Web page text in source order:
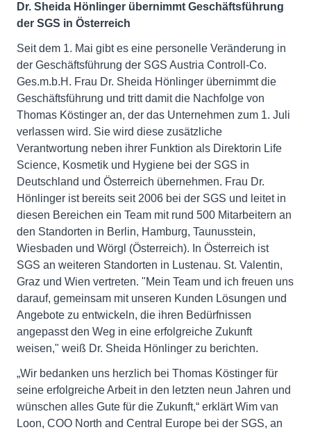
Dr. Sheida Hönlinger übernimmt Geschäftsführung
der SGS in Österreich
Seit dem 1. Mai gibt es eine personelle Veränderung in
der Geschäftsführung der SGS Austria Controll-Co.
Ges.m.b.H. Frau Dr. Sheida Hönlinger übernimmt die
Geschäftsführung und tritt damit die Nachfolge von
Thomas Köstinger an, der das Unternehmen zum 1. Juli
verlassen wird. Sie wird diese zusätzliche
Verantwortung neben ihrer Funktion als Direktorin Life
Science, Kosmetik und Hygiene bei der SGS in
Deutschland und Österreich übernehmen. Frau Dr.
Hönlinger ist bereits seit 2006 bei der SGS und leitet in
diesen Bereichen ein Team mit rund 500 Mitarbeitern an
den Standorten in Berlin, Hamburg, Taunusstein,
Wiesbaden und Wörgl (Österreich). In Österreich ist
SGS an weiteren Standorten in Lustenau. St. Valentin,
Graz und Wien vertreten. "Mein Team und ich freuen uns
darauf, gemeinsam mit unseren Kunden Lösungen und
Angebote zu entwickeln, die ihren Bedürfnissen
angepasst den Weg in eine erfolgreiche Zukunft
weisen," weiß Dr. Sheida Hönlinger zu berichten.
„Wir bedanken uns herzlich bei Thomas Köstinger für
seine erfolgreiche Arbeit in den letzten neun Jahren und
wünschen alles Gute für die Zukunft,“ erklärt Wim van
Loon, COO North and Central Europe bei der SGS, an